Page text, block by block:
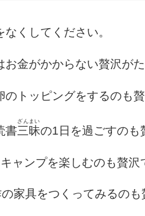
なくしてください。
お金がかからない贅沢がた
のトッピングをするのも贅
書三昧
ざんまい
の1日を過ごすのも
ャンプを楽しむのも贅沢
家具をつくってみるのも